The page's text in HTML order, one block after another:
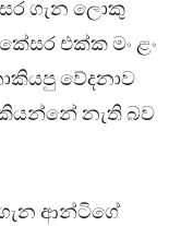
ගැන ලොකු
එක්ක මං ළං
වේදනාව
නැති බව
ආන්ටිගේ